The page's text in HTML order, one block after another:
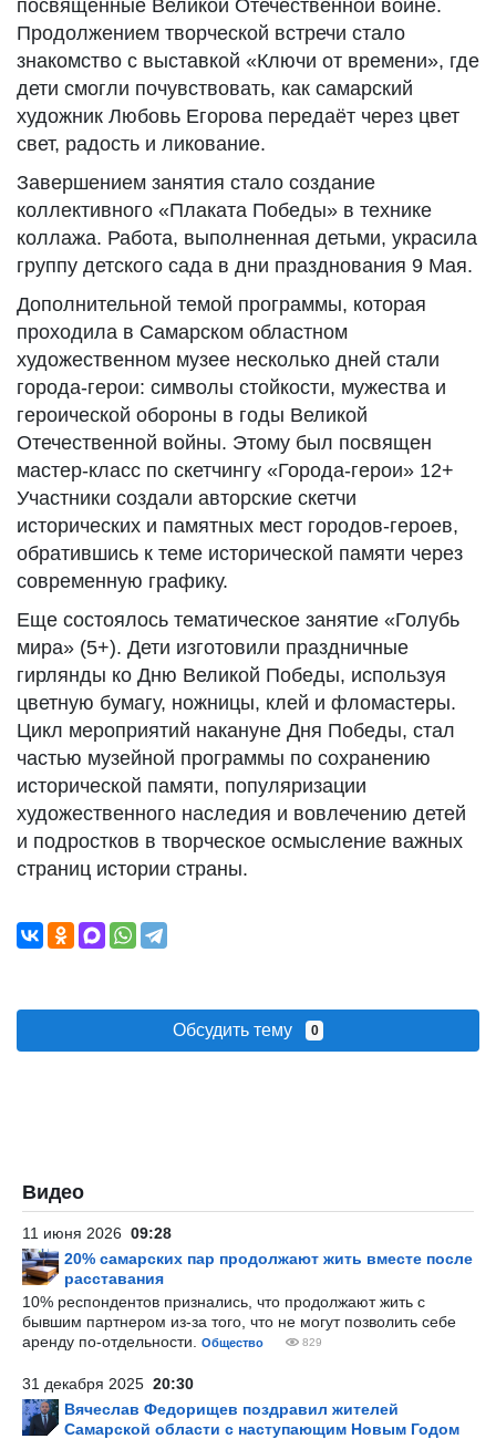
посвящённые Великой Отечественной войне.
Продолжением творческой встречи стало
знакомство с выставкой «Ключи от времени», где
дети смогли почувствовать, как самарский
художник Любовь Егорова передаёт через цвет
свет, радость и ликование.
Завершением занятия стало создание
коллективного «Плаката Победы» в технике
коллажа. Работа, выполненная детьми, украсила
группу детского сада в дни празднования 9 Мая.
Дополнительной темой программы, которая
проходила в Самарском областном
художественном музее несколько дней стали
города-герои: символы стойкости, мужества и
героической обороны в годы Великой
Отечественной войны. Этому был посвящен
мастер-класс по скетчингу «Города-герои» 12+
Участники создали авторские скетчи
исторических и памятных мест городов-героев,
обратившись к теме исторической памяти через
современную графику.
Еще состоялось тематическое занятие «Голубь
мира» (5+). Дети изготовили праздничные
гирлянды ко Дню Великой Победы, используя
цветную бумагу, ножницы, клей и фломастеры.
Цикл мероприятий накануне Дня Победы, стал
частью музейной программы по сохранению
исторической памяти, популяризации
художественного наследия и вовлечению детей
и подростков в творческое осмысление важных
страниц истории страны.
Обсудить тему 0
Видео
11 июня 2026 09:28
20% самарских пар продолжают жить вместе после
расставания
10% респондентов признались, что продолжают жить с
бывшим партнером из-за того, что не могут позволить себе
аренду по-отдельности.
Общество 829
31 декабря 2025 20:30
Вячеслав Федорищев поздравил жителей
Самарской области с наступающим Новым Годом